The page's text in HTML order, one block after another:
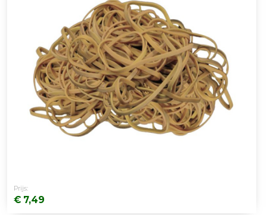
Prijs:
€ 7,49